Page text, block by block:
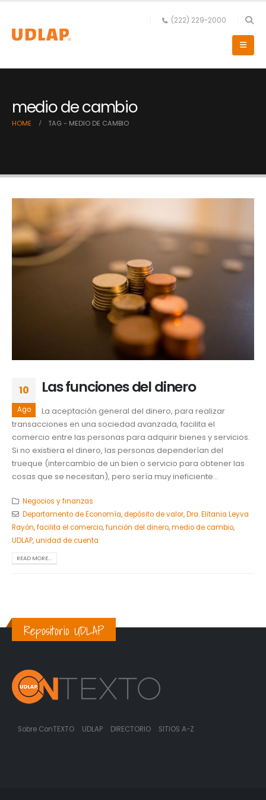
(222) 229-2000
medio de cambio
HOME TAG - MEDIO DE CAMBIO
10
Ago
Las funciones del dinero
La aceptación general del dinero, para realizar
transacciones en una sociedad avanzada, facilita el
comercio entre las personas para adquirir bienes y servicios.
Si no existiera el dinero, las personas dependerían del
trueque (intercambio de un bien o servicio para obtener las
cosas que se necesitan), pero sería muy ineficiente...
Negocios y finanzas
Departamento de Economía,depósito de valor,Dra. Elitania Leyva
Rayón,facilita el comercio,función del dinero,medio de cambio,
UDLAP,unidad de cuenta
READ MORE...
Repositorio UDLAP
Sobre ConTEXTO UDLAP DIRECTORIO SITIOS A-Z